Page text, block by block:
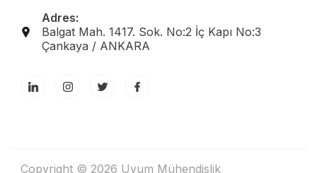
Adres:
Balgat Mah. 1417. Sok. No:2 İç Kapı No:3
Çankaya / ANKARA
Copyright © 2026 Uyum Mühendislik